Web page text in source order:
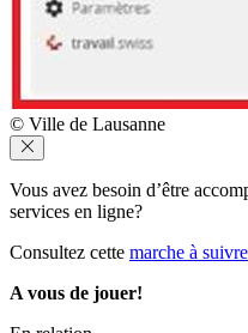
© Ville de Lausanne
Vous avez besoin d’être
services en ligne?
Consultez cette marche à suivre
A vous de jouer!